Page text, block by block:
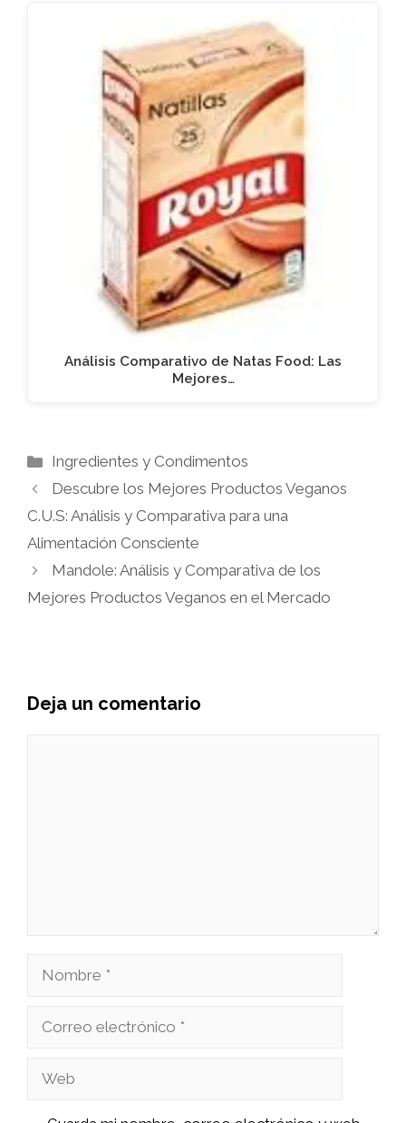
Análisis Comparativo de Natas Food: Las
Mejores…
Categorías
Ingredientes y Condimentos
Descubre los Mejores Productos Veganos
C.U.S: Análisis y Comparativa para una
Alimentación Consciente
Mandole: Análisis y Comparativa de los
Mejores Productos Veganos en el Mercado
Deja un comentario
Nombre
Correo
Web